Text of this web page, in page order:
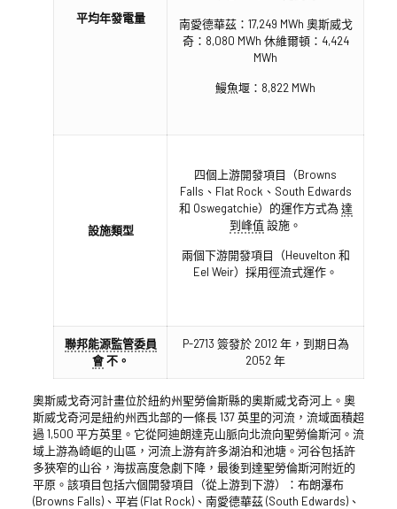
平均年發電量
南愛德華茲：17,249 MWh 奧斯威戈
奇：8,080 MWh 休維爾頓：4,424
MWh
鰻魚堰：8,822 MWh
設施類型
四個上游開發項目（Browns
Falls、Flat Rock、South Edwards
和 Oswegatchie）的運作方式為 達
到峰值 設施。
兩個下游開發項目（Heuvelton 和
Eel Weir）採用徑流式運作。
聯邦能源監管委員
會不。
P-2713 簽發於 2012 年，到期日為
2052 年
奧斯威戈奇河計畫位於紐約州聖勞倫斯縣的奧斯威戈奇河上。奧
斯威戈奇河是紐約州西北部的一條長 137 英里的河流，流域面積超
過 1,500 平方英里。它從阿迪朗達克山脈向北流向聖勞倫斯河。流
域上游為崎嶇的山區，河流上游有許多湖泊和池塘。河谷包括許
多狹窄的山谷，海拔高度急劇下降，最後到達聖勞倫斯河附近的
平原。該項目包括六個開發項目（從上游到下游）：布朗瀑布
(Browns Falls)、平岩 (Flat Rock)、南愛德華茲 (South Edwards)、